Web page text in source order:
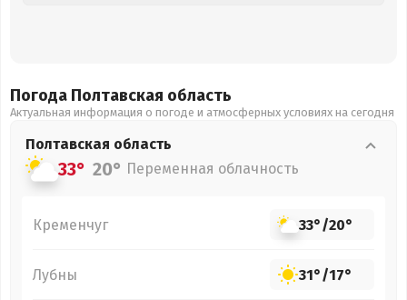
Погода Полтавская область
Актуальная информация о погоде и атмосферных условиях на сегодня
Полтавская область
33° 20° Переменная облачность
Кременчуг 33°/20°
Лубны 31°/17°